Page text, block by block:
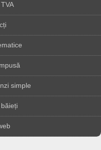
simple